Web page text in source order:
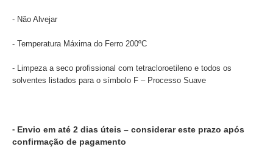
- Não Alvejar
- Temperatura Máxima do Ferro 200ºC
- Limpeza a seco profissional com tetracloroetileno e todos os
solventes listados para o símbolo F – Processo Suave
- Envio em até 2 dias úteis – considerar este prazo após
confirmação de pagamento